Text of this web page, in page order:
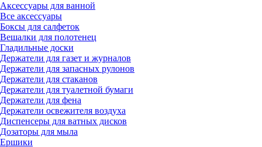
Аксессуары для ванной
Все аксессуары
Боксы для салфеток
Вешалки для полотенец
Гладильные доски
Держатели для газет и журналов
Держатели для запасных рулонов
Держатели для стаканов
Держатели для туалетной бумаги
Держатели для фена
Держатели освежителя воздуха
Диспенсеры для ватных дисков
Дозаторы для мыла
Ершики